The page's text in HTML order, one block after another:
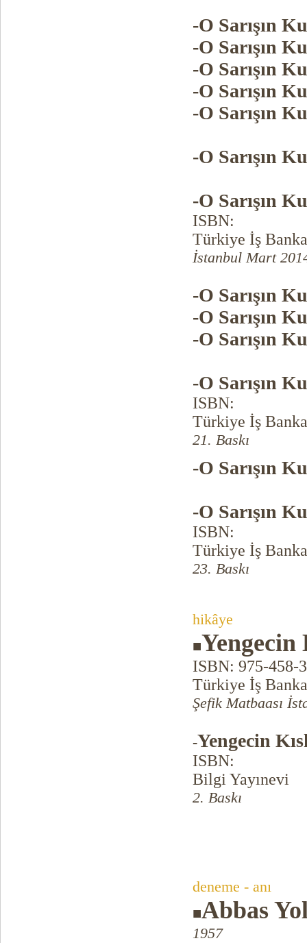
-O Sarışın
-O Sarışın
-O Sarışın
-O Sarışın
-O Sarışın
-O Sarışın
-O Sarışın
ISBN:
Türkiye İş
İstanbul Mart
-O Sarışın
-O Sarışın
-O Sarışın
-O Sarışın
ISBN:
Türkiye İş
21. Baskı
-O Sarışın
-O Sarışın
ISBN:
Türkiye İş
23. Baskı
hikâye
■Yengecin
ISBN: 975-458-
Türkiye İş
Şefik Matbaası
-Yengecin
ISBN:
Bilgi Yayınevi
2. Baskı
deneme - anı
■Abbas
1957